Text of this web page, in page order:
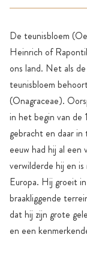
De teunisbloem
Heinrich of
ons land. Net als
teunisbloem
(Onagraceae).
in het begin van de
gebracht en daar
eeuw had hij al
verwilderde hij en
Europa. Hij groeit
braakliggende
dat hij zijn grote
en een